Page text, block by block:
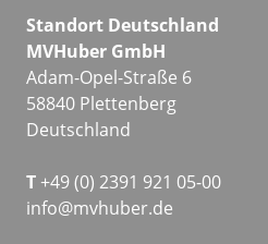
Standort Deutschland
MVHuber GmbH
Adam-Opel-Straße 6
58840 Plettenberg
Deutschland
T +49 (0) 2391 921 05-00
info@mvhuber.de